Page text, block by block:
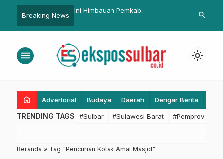
Breaking News
MBG di SPPG
Mamuju
Ini Himbauan Pemkab
Fikri Faqih
Tinggi
search
menu light_mode
home Advertorial Budaya Daerah Dengar Berita
TRENDING TAGS #Sulbar #Sulawesi Barat #Pemprov
Beranda » Tag "Pencurian Kotak Amal Masjid"